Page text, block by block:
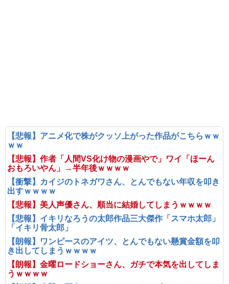
【悲報】アニメ化で株がクッソ上がった作品がこちらｗｗ
ｗｗ
【悲報】作者「人間VS化け物の漫画やで」ワイ「ほーん
おもろいやん」→半年後ｗｗｗｗ
【衝撃】カイジのトネガワさん、とんでもない年収を叩き
出すｗｗｗｗ
【悲報】美人声優さん、順当に結婚してしまうｗｗｗｗ
【悲報】イキリなろうの太郎作品三大傑作「スマホ太郎」
「イキリ骨太郎」
【朗報】ワンピースのアイツ、とんでもない懸賞金額を叩
き出してしまうｗｗｗｗ
【朗報】金曜ロードショーさん、ガチで本気を出してしま
うｗｗｗｗ